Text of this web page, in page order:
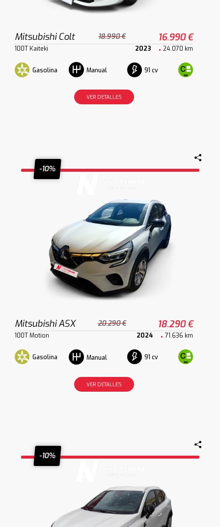
Mitsubishi Colt 18.990 € 16.990 €
100T Kaiteki 2023 24.070 km
Gasolina Manual 91 cv
VER DETALLES
-10%
Mitsubishi ASX 20.290 € 18.290 €
100T Motion 2024 71.636 km
Gasolina Manual 91 cv
VER DETALLES
-10%